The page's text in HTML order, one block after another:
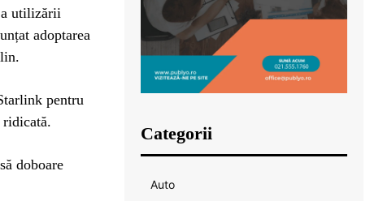
utilizării
adoptarea
pentru
doboare
Categorii
Auto